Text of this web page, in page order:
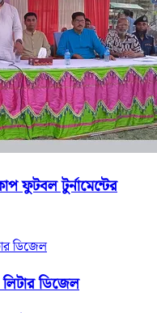
ফুটবল টুর্নামেন্টের
ডিজেল